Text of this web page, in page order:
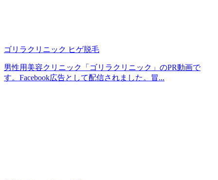
ゴリラクリニック ヒゲ脱毛
男性用美容クリニック「ゴリラクリニック」のPR動画で
す。Facebook広告として配信されました。冒...